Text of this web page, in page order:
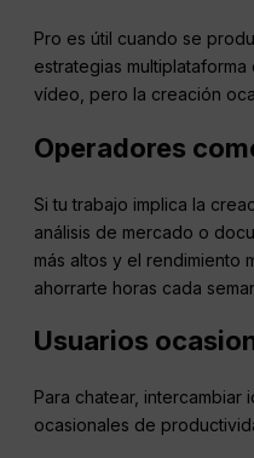
Pro es útil cuando se
estrategias
vídeo, pero la creación
Operadores
Si tu trabajo implica la
análisis de mercado o
más altos y el rendimiento
ahorrarte horas cada
Usuarios
Para chatear, intercambiar
ocasionales de